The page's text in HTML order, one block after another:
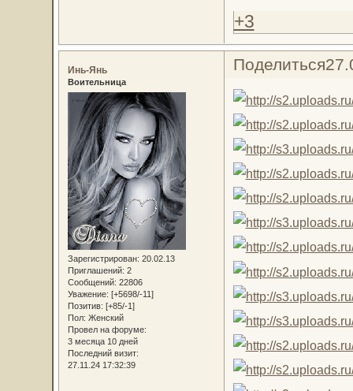
+3
Поделиться
Инь-Янь
Воительница
Зарегистрирован: 20.02.13
Приглашений: 2
Сообщений: 22806
Уважение: [+5698/-11]
Позитив: [+85/-1]
Пол: Женский
Провел на форуме:
3 месяца 10 дней
Последний визит:
27.11.24 17:32:39